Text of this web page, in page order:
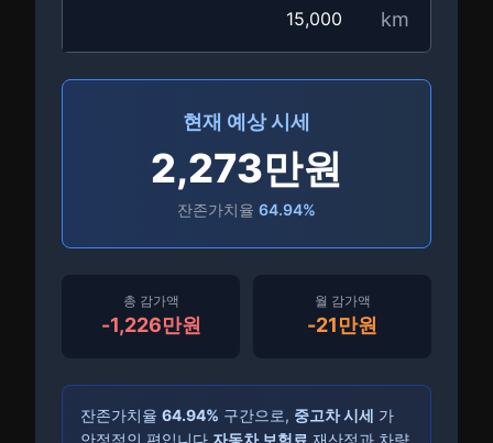
km
현재 예상 시세
2,273만원
잔존가치율 64.94%
총 감가액
-1,226만원
월 감가액
-21만원
잔존가치율 64.94% 구간으로, 중고차 시세 가
안정적인 편입니다.자동차 보험료 재산정과 차량